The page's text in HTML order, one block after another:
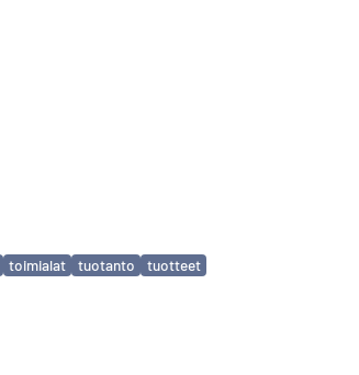
toimialat tuotanto
tuotteet